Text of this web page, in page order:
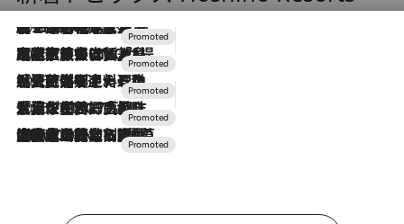
2026.8.7
【トンボの足水浴】ヒノキの香りに包まれて涼感マックス！約13℃の湧水かけ流しを避暑地「星野温泉 トンボの湯」で体験
2026.7.31
【ホテル帰省】という選択肢をOMOが提案。家族とほどよい距離を保つには「昼は実家、夜は気兼ねなくホテルで！」
2026.7.24
【夏限定ディナーコース】旬を迎える稚鮎や花ズッキーニなどをイタリア・トスカーナの郷土料理の手法で満喫！
2026.7.17
「土佐和ハーブかき氷」がOMO7高知に登場！生姜、山椒、大葉など目にも舌にも涼を呼ぶ郷土の味
2026.7.10
NEW OPEN！【界 草津】名湯の地に誕生。趣の異なる2種の温泉と上州ならではの会席・蕎麦割烹など美食を味わう究極の癒やし旅